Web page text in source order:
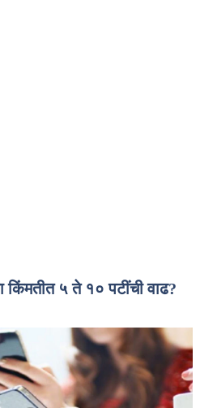
किंमतीत ५ ते १० पटींची वाढ?